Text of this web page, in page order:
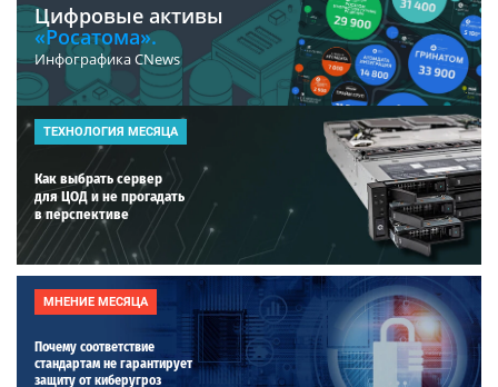
Цифровые активы
«Росатома».
Инфографика CNews
ТЕХНОЛОГИЯ МЕСЯЦА
Как выбрать сервер
для ЦОД и не прогадать
в перспективе
МНЕНИЕ МЕСЯЦА
Почему соответствие
стандартам не гарантирует
защиту от киберугроз